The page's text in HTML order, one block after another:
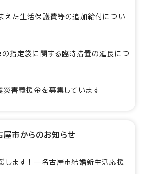
えた生活保護費等の追加給付につい
の指定袋に関する臨時措置の延長につ
害義援金を募集しています
屋市からのお知らせ
します！―名古屋市結婚新生活応援